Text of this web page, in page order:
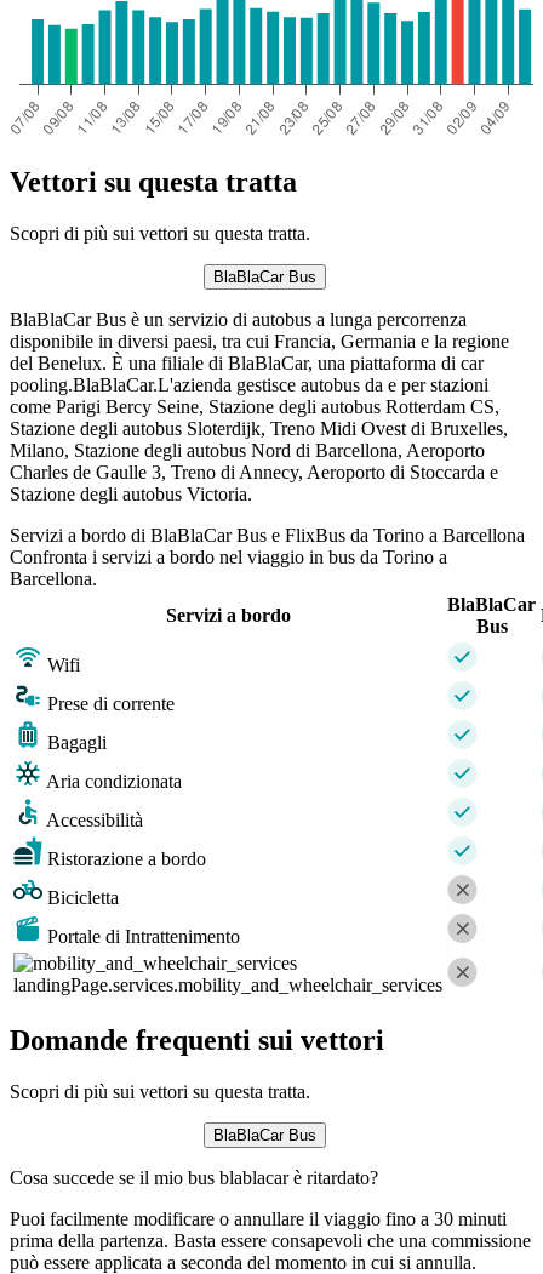
Vettori su questa tratta
Scopri di più sui vettori su questa tratta.
BlaBlaCar Bus
BlaBlaCar Bus è un servizio di autobus a lunga percorrenza
disponibile in diversi paesi, tra cui Francia, Germania e la regione
del Benelux. È una filiale di BlaBlaCar, una piattaforma di car
pooling.BlaBlaCar.L'azienda gestisce autobus da e per stazioni
come Parigi Bercy Seine, Stazione degli autobus Rotterdam CS,
Stazione degli autobus Sloterdijk, Treno Midi Ovest di Bruxelles,
Milano, Stazione degli autobus Nord di Barcellona, ​​Aeroporto
Charles de Gaulle 3, Treno di Annecy, Aeroporto di Stoccarda e
Stazione degli autobus Victoria.
Servizi a bordo di BlaBlaCar Bus e FlixBus da Torino a Barcellona
Confronta i servizi a bordo nel viaggio in bus da Torino a
Barcellona.
Servizi a bordo
BlaBlaCar
Bus
Wifi
Prese di corrente
Bagagli
Aria condizionata
Accessibilità
Ristorazione a bordo
Bicicletta
Portale di Intrattenimento
landingPage.services.mobility_and_wheelchair_services
Domande frequenti sui vettori
Scopri di più sui vettori su questa tratta.
BlaBlaCar Bus
Cosa succede se il mio bus blablacar è ritardato?
Puoi facilmente modificare o annullare il viaggio fino a 30 minuti
prima della partenza. Basta essere consapevoli che una commissione
può essere applicata a seconda del momento in cui si annulla.